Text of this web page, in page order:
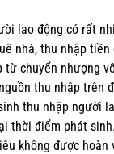
lao động có rất
nhà, thu nhập
từ chuyển nhượng
thu nhập trên
thu nhập người
thời điểm phát
không được